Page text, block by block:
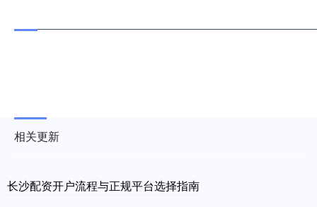
相关更新
长沙配资开户流程与正规平台选择指南